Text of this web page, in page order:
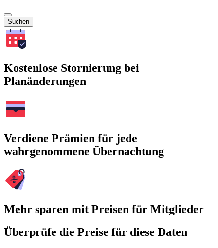
Suchen
Kostenlose Stornierung bei
Planänderungen
Verdiene Prämien für jede
wahrgenommene Übernachtung
Mehr sparen mit Preisen für Mitglieder
Überprüfe die Preise für diese Daten